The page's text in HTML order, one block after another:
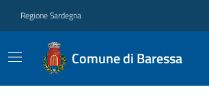
Regione Sardegna
Comune di Baressa